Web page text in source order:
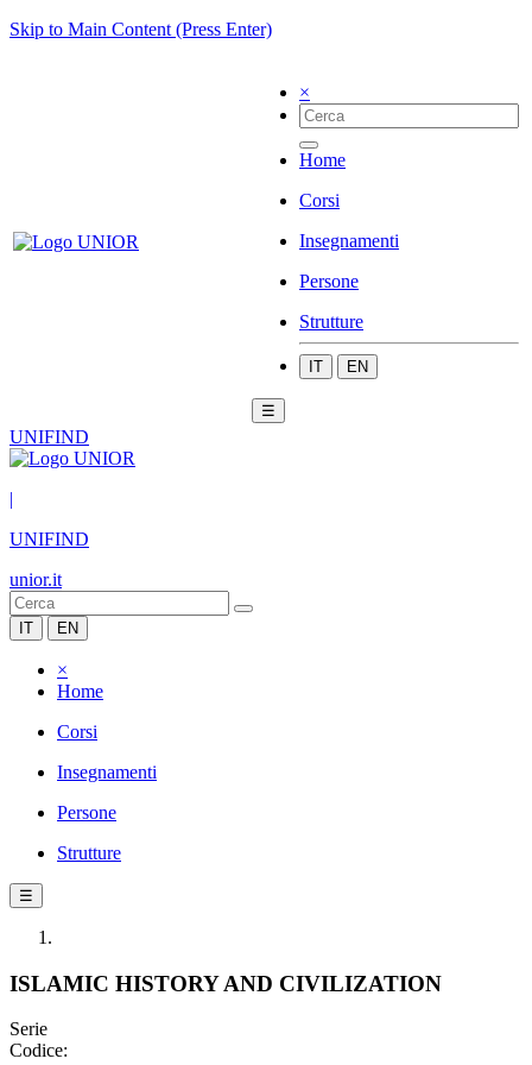
Skip to Main Content (Press Enter)
×
Home
Corsi
Insegnamenti
Persone
Strutture
IT EN
☰
UNIFIND
|
UNIFIND
unior.it
IT EN
×
Home
Corsi
Insegnamenti
Persone
Strutture
☰
ISLAMIC HISTORY AND CIVILIZATION
Serie
Codice: